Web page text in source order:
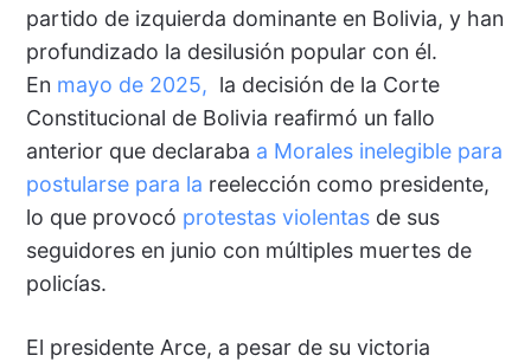
partido de izquierda dominante en Bolivia, y han
profundizado la desilusión popular con él.
En mayo de 2025, la decisión de la Corte
Constitucional de Bolivia reafirmó un fallo
anterior que declaraba a Morales inelegible para
postularse para la reelección como presidente,
lo que provocó protestas violentasde sus
seguidores en junio con múltiples muertes de
policías.
El presidente Arce, a pesar de su victoria